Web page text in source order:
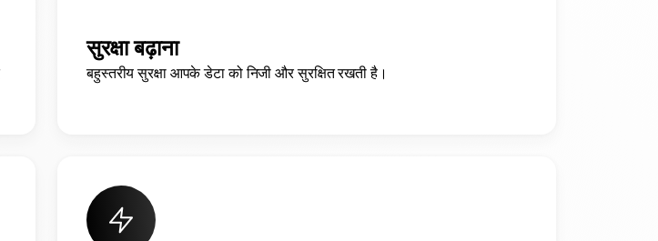
सुरक्षा बढ़ाना
बहुस्तरीय सुरक्षा आपके डेटा को निजी और सुरक्षित रखती है।